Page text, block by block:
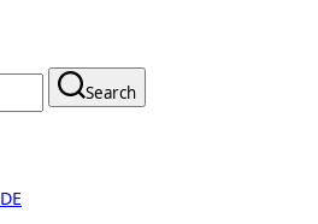
Search
DE